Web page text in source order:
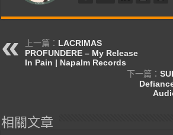
上一篇： LACRIMAS
PROFUNDERE – My Release
In Pain | Napalm Records
下一篇：
相關文章